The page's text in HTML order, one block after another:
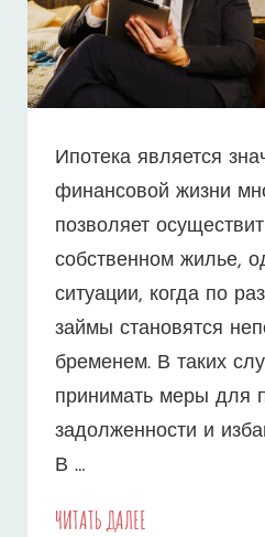
Ипотека является
финансовой жизни
позволяет
собственном жилье,
ситуации, когда по
займы становятся
бременем. В таких
принимать меры для
задолженности и
В …
ЧИТАТЬ ДАЛЕЕ